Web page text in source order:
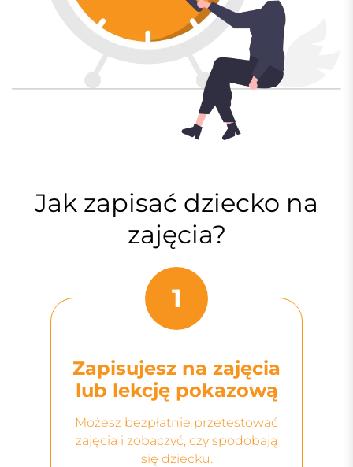
Jak zapisać dziecko na
zajęcia?
1
Zapisujesz na zajęcia
lub lekcję pokazową
Możesz bezpłatnie przetestować
zajęcia i zobaczyć, czy spodobają
się dziecku.